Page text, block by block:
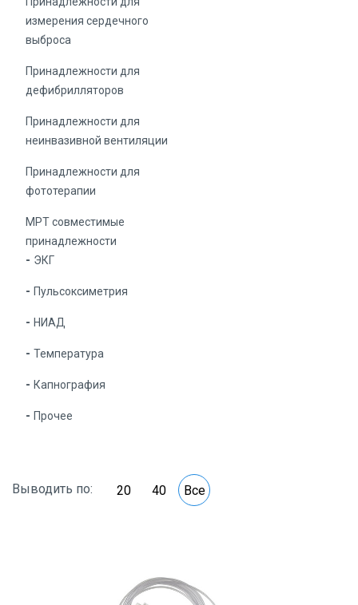
измерения сердечного
выброса
Принадлежности для
дефибрилляторов
Принадлежности для
неинвазивной вентиляции
Принадлежности для
фототерапии
МРТ совместимые
принадлежности
ЭКГ
Пульсоксиметрия
НИАД
Температура
Капнография
Прочее
Выводить по: 20 40 Все